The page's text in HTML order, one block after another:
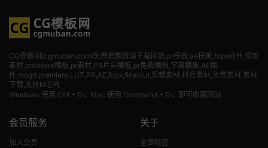
CG模板网(cgmuban.com)免费后期资源下载网站,pr模板,ae模板,fcpx插件,视频
素材,premiere模板,pr素材,PR片头模板,pr免费模板,字幕模板,AE插
件,mogrt,premiere,LUT,PR,AE,fcpx,finalcut,剪辑素材,抖音素材,免费素材,素材
下载,支持M芯片
Windows 使用 Ctrl + D，Mac 使用 Command + D，即可收藏网站
会员服务
加入会员
关于
全部标签